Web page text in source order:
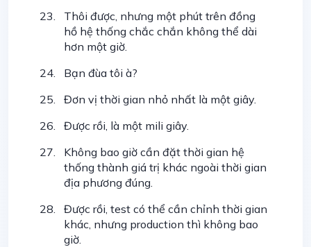
Thôi được, nhưng một phút trên đồng
hồ hệ thống chắc chắn không thể dài
hơn một giờ.
Bạn đùa tôi à?
Đơn vị thời gian nhỏ nhất là một giây.
Được rồi, là một mili giây.
Không bao giờ cần đặt thời gian hệ
thống thành giá trị khác ngoài thời gian
địa phương đúng.
Được rồi, test có thể cần chỉnh thời gian
khác, nhưng production thì không bao
giờ.